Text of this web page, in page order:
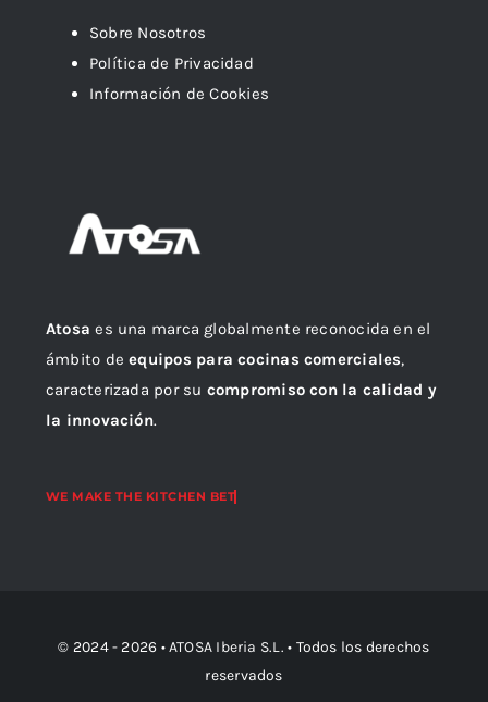
Atosa es una marca globalmente reconocida en el
ámbito deequipos para cocinas comerciales,
caracterizada por su compromiso con la calidad y
la innovación.
Sobre Nosotros
Política de Privacidad
Información de Cookies
© 2024 - 2026 •ATOSA Iberia S.L. • Todos los derechos
reservados